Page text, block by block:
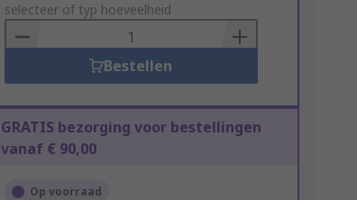
to
Basket
selecteer of typ hoeveelheid
Bestellen
GRATIS bezorging voor bestellingen
vanaf € 90,00
Op voorraad